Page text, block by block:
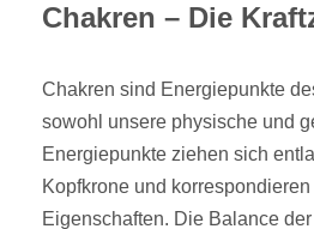
Chakren – Die
Chakren sind Energiepunkte
sowohl unsere physische und
Energiepunkte ziehen sich
Kopfkrone und
Eigenschaften. Die Balance